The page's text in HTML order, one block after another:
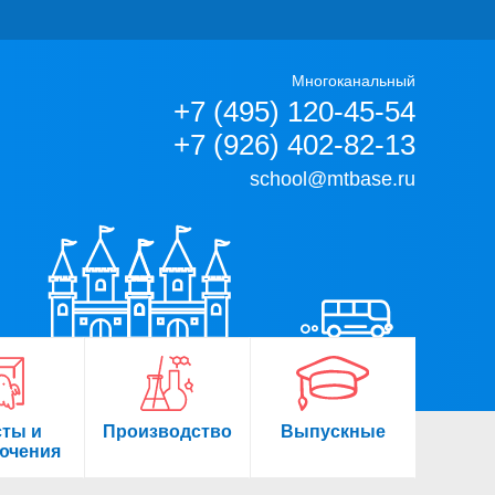
Многоканальный
+7 (495) 120-45-54
+7 (926) 402-82-13
school@mtbase.ru
и
Производство Выпускные